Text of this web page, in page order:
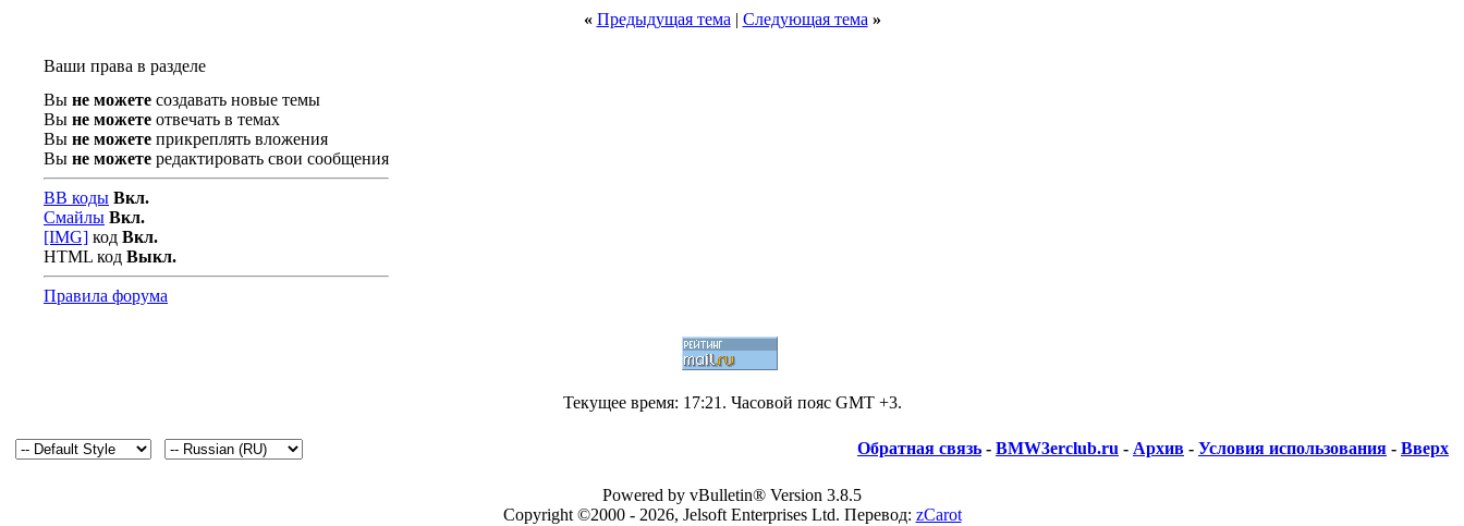
« Предыдущая тема | Следующая тема »
Ваши права в разделе
Вы не можете создавать новые темы
Вы не можете отвечать в темах
Вы не можете прикреплять вложения
Вы не можете редактировать свои сообщения
BB коды Вкл.
Смайлы Вкл.
[IMG] код Вкл.
HTML код Выкл.
Правила форума
Текущее время: 17:21 . Часовой пояс GMT +3.
Обратная связь - BMW3erclub.ru - Архив - Условия использования - Вверх
Powered by vBulletin® Version 3.8.5
Copyright ©2000 - 2026, Jelsoft Enterprises Ltd. Перевод: zCarot